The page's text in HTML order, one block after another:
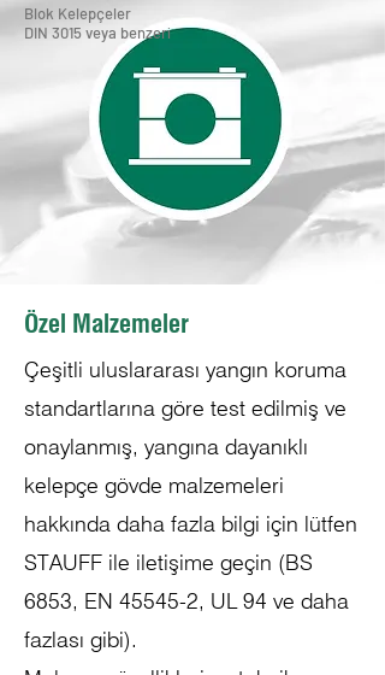
Blok Kelepçeler
DIN 3015 veya benzeri
Özel Malzemeler
Çeşitli uluslararası yangın koruma
standartlarına göre test edilmiş ve
onaylanmış, yangına dayanıklı
kelepçe gövde malzemeleri
hakkında daha fazla bilgi için lütfen
STAUFF ile iletişime geçin (BS
6853, EN 45545-2, UL 94 ve daha
fazlası gibi).